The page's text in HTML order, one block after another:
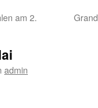
am 2.
admin